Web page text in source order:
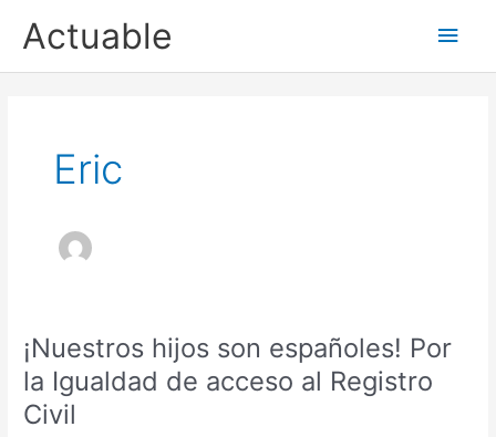
Actuable
Eric
¡Nuestros hijos son españoles! Por
la Igualdad de acceso al Registro
Civil